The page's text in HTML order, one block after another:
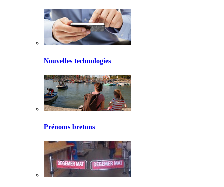
Nouvelles technologies
Prénoms bretons